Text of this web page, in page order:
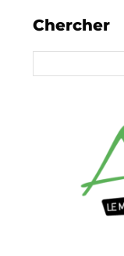
Chercher